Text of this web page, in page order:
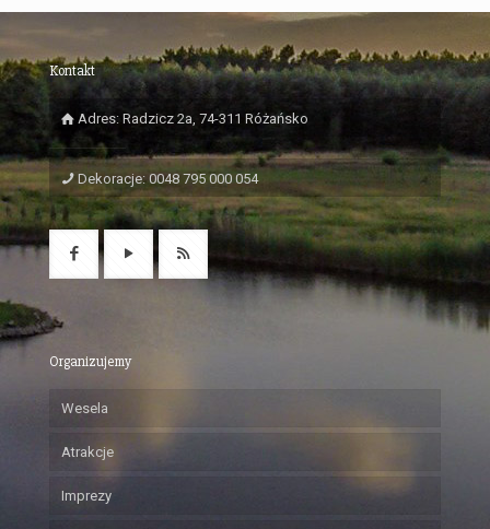
Kontakt
Adres: Radzicz 2a, 74-311 Różańsko
Dekoracje: 0048 795 000 054
Organizujemy
Wesela
Atrakcje
Imprezy